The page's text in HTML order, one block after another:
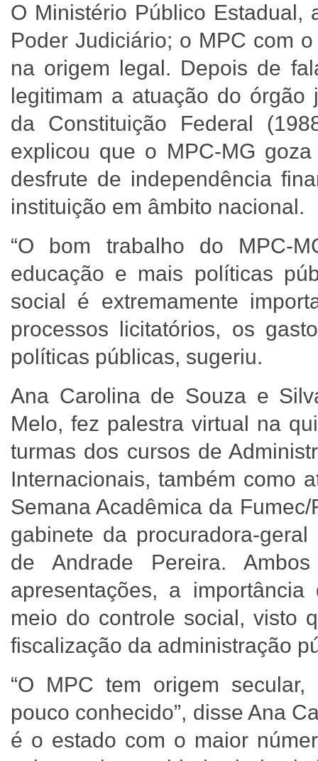
O Ministério Público Estadual,
Poder Judiciário; o MPC com
na origem legal. Depois de
legitimam a atuação do
da Constituição Federal
explicou que o MPC-MG
desfrute de independência
instituição em âmbito nacional.
“O bom trabalho do MPC-
educação e mais políticas
social é extremamente
processos licitatórios, os
políticas públicas, sugeriu.
Ana Carolina de Souza e
Melo, fez palestra virtual na
turmas dos cursos de
Internacionais, também como
Semana Acadêmica da
gabinete da procuradora-
de Andrade Pereira.
apresentações, a
meio do controle social, visto
fiscalização da administração
“O MPC tem origem
pouco conhecido”, disse Ana
é o estado com o maior